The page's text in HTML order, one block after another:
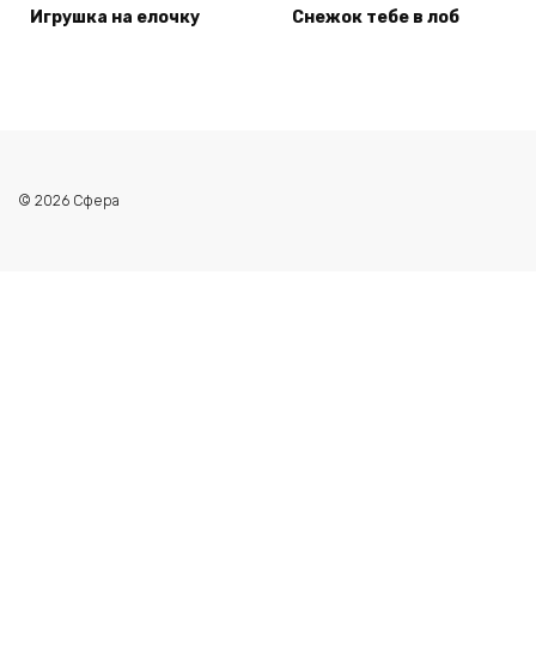
Игрушка на елочку Снежок тебе в лоб
© 2026 Сфера